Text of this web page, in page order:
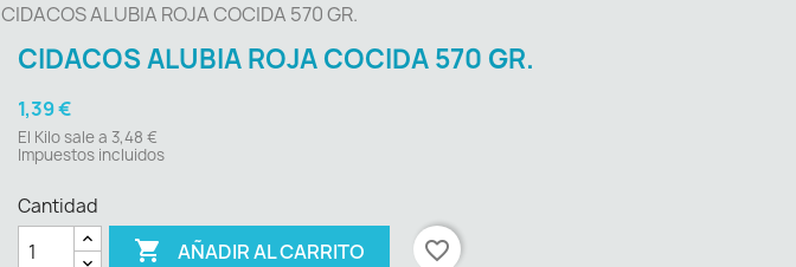
CIDACOS ALUBIA ROJA COCIDA 570 GR.
CIDACOS ALUBIA ROJA COCIDA 570 GR.
1,39 €
El Kilo sale a 3,48 €
Impuestos incluidos
Cantidad
 AÑADIR AL CARRITO favorite_border